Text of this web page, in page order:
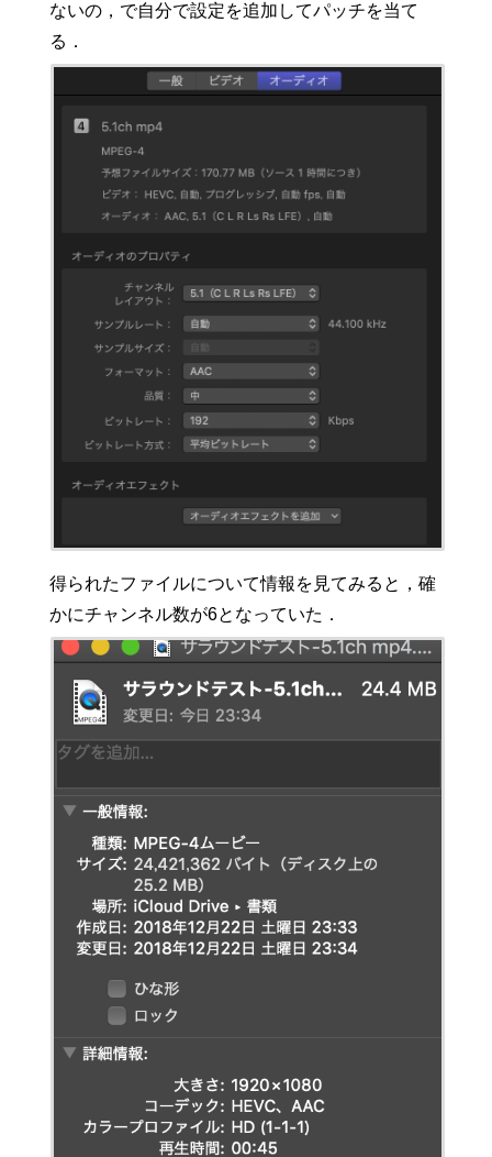
ないの，で自分で設定を追加してパッチを当て
る．
得られたファイルについて情報を見てみると，確
かにチャンネル数が6となっていた．